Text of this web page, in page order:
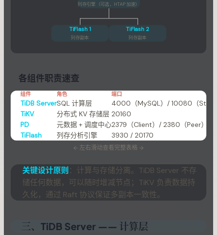
列存引擎（可选，HTAP 加速）
TiFlash 1
列存副本
TiFlash 2
列存副本
各组件职责速查
组件 角色 端口
TiDB ServerSQL 计算层
4000（MySQL）/ 10080（
TiKV
分布式 KV 存储层 20160
PD
元数据 + 调度中心2379（Client）/ 2380（Peer）
TiFlash
列存分析引擎 3930 / 20170
← 左右滑动查看完整表格 →
关键设计原则：计算与存储分离。TiDB Server 不存
储任何数据，可以随时增减节点；TiKV 负责数据持
久化，通过 Raft 协议保证多副本一致性。
三、TiDB Server —— 计算层